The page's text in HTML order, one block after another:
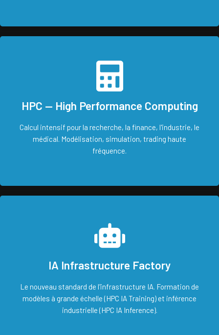
HPC — High Performance Computing
Calcul intensif pour la recherche, la finance, l'industrie, le
médical. Modélisation, simulation, trading haute
fréquence.
IA Infrastructure Factory
Le nouveau standard de l'infrastructure IA. Formation de
modèles à grande échelle (HPC IA Training) et inférence
industrielle (HPC IA Inference).